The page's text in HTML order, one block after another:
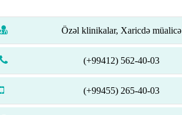
Özəl klinikalar, Xaricdə müalicə
(+99412) 562-40-03
(+99455) 265-40-03